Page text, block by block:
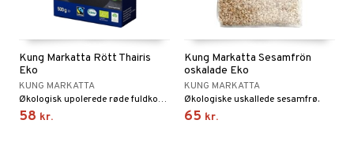
Kung Markatta Rött Thairis
Eko
KUNG MARKATTA
Økologisk upolerede røde fuldkornsris.
58 kr.
Kung Markatta Sesamfrön
oskalade Eko
KUNG MARKATTA
Økologiske uskallede sesamfrø.
65 kr.